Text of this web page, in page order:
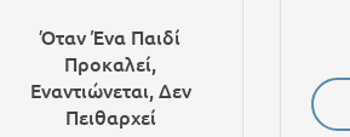
Όταν Ένα Παιδί
Προκαλεί,
Εναντιώνεται, Δεν
Πειθαρχεί